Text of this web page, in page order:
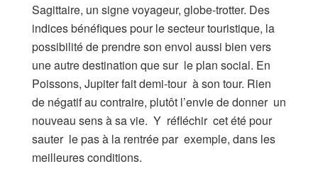
Sagittaire, un signe voyageur, globe-trotter. Des
indices bénéfiques pour le secteur touristique, la
possibilité de prendre son envol aussi bien vers
une autre destination que sur le plan social. En
Poissons, Jupiter fait demi-tour à son tour. Rien
de négatif au contraire, plutôt l’envie de donner un
nouveau sens à sa vie. Y réfléchir cet été pour
sauter le pas à la rentrée par exemple, dans les
meilleures conditions.